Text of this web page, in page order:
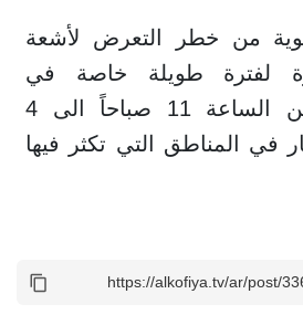
من خطر التعرض لأشعة
لفترة طويلة خاصة في
ساعات الذروة من الساعة 11 صباحاً الى 4
في المناطق التي تكثر فيها